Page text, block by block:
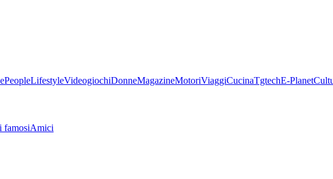
PeopleLifestyleVideogiochiDonneMagazineMotoriViaggiCucinaTgtechE-Planet
famosiAmici